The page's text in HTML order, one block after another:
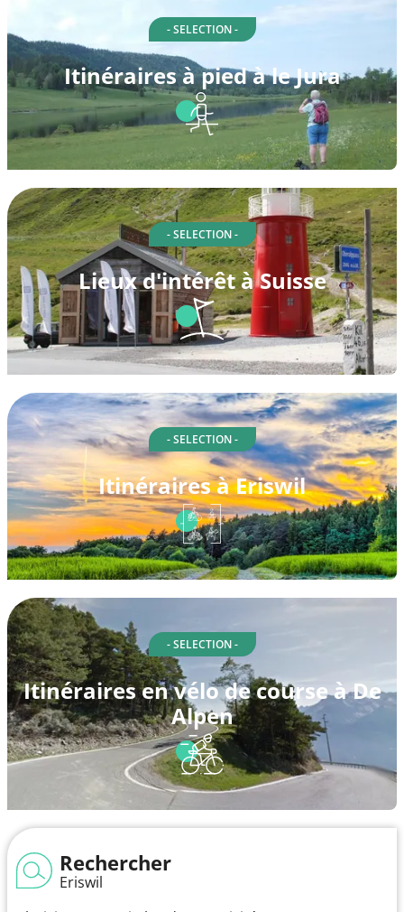
- SELECTION -
Itinéraires à pied à le Jura
- SELECTION -
Lieux d'intérêt à Suisse
- SELECTION -
Itinéraires à Eriswil
- SELECTION -
Itinéraires en vélo de course à De
Alpen
Rechercher
Eriswil